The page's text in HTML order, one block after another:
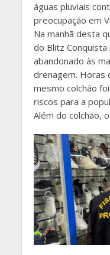
águas pluviais
preocupação em
Na manhã desta
do Blitz
abandonado às
drenagem. Horas
mesmo colchão
riscos para a
Além do colchão, o